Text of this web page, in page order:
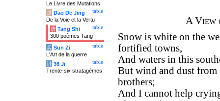
A View
Snow is white on the
fortified towns,
And waters in this
But wind and dust from
brothers;
And I cannot help
Le Livre des Mutations
table
道 Dao De Jing
De la Voie et la Vertu
table
唐 Tang Shi
300 poèmes Tang
table
兵 Sun Zi
L'Art de la guerre
table
计 36 Ji
Trente-six stratagèmes